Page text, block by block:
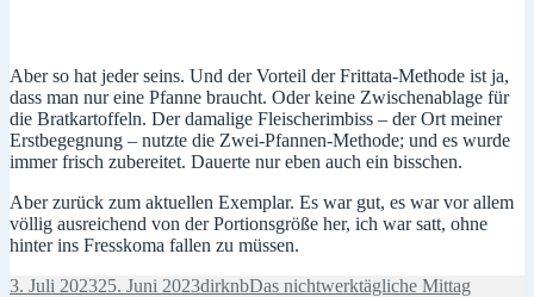
Aber so hat jeder seins. Und der Vorteil der Frittata-Methode ist ja,
dass man nur eine Pfanne braucht. Oder keine Zwischenablage für
die Bratkartoffeln. Der damalige Fleischerimbiss – der Ort meiner
Erstbegegnung – nutzte die Zwei-Pfannen-Methode; und es wurde
immer frisch zubereitet. Dauerte nur eben auch ein bisschen.
Aber zurück zum aktuellen Exemplar. Es war gut, es war vor allem
völlig ausreichend von der Portionsgröße her, ich war satt, ohne
hinter ins Fresskoma fallen zu müssen.
Veröffentlicht
3. Juli 202325. Juni 2023Autor
dirknbKategorien
Das nichtwerktägliche Mittag